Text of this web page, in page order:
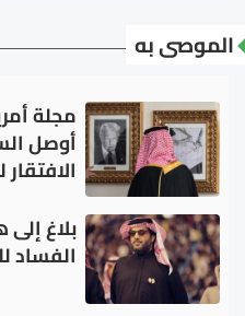
الموصى به
مجلة
أوصل
بلاغ
الفساد